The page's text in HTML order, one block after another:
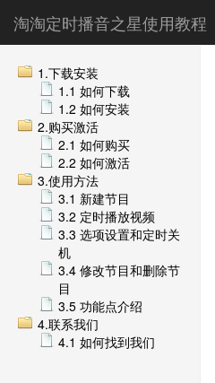
淘淘定时播音之星使用教程
1.下载安装
1.1 如何下载
1.2 如何安装
2.购买激活
2.1 如何购买
2.2 如何激活
3.使用方法
3.1 新建节目
3.2 定时播放视频
3.3 选项设置和定时关
机
3.4 修改节目和删除节
目
3.5 功能点介绍
4.联系我们
4.1 如何找到我们